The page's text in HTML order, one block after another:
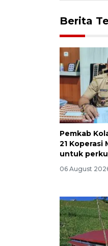
Berita
Pemkab
21 Koperasi
untuk
06 August